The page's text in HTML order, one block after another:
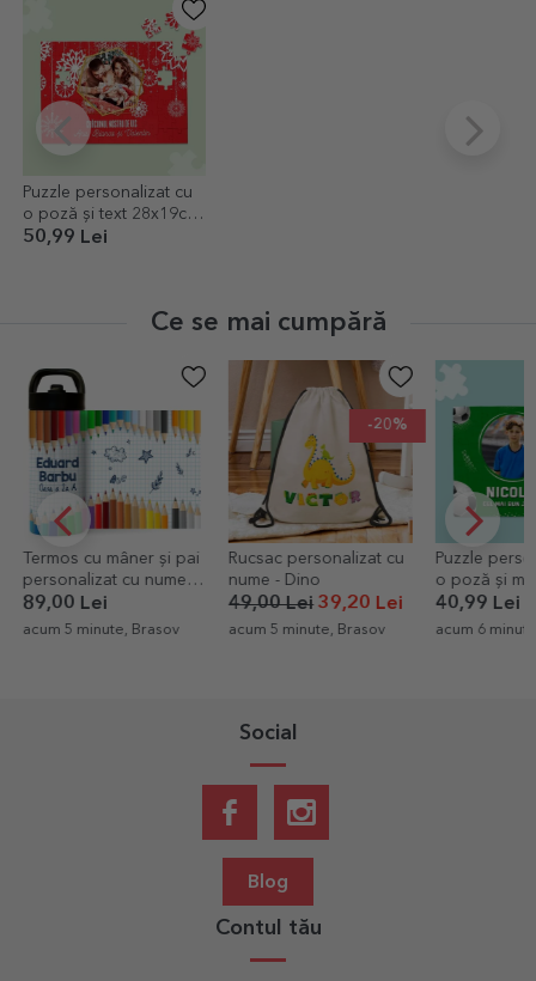
Puzzle personalizat cu
o poză și text 28x19cm
- Crăciunul nostru
50,99 Lei
Ce se mai cumpără
-20%
Rucsac personalizat cu
nume - Dino
49,00 Lei
acum 5 minute, Brasov
Puzzle personalizat cu
o poză și mesaj - Fotbal
40,99 Lei
acum 6 minute, Mehedinti
Pernă
grafica ta
49,00 Lei
acum 7
Social
Blog
Contul tău